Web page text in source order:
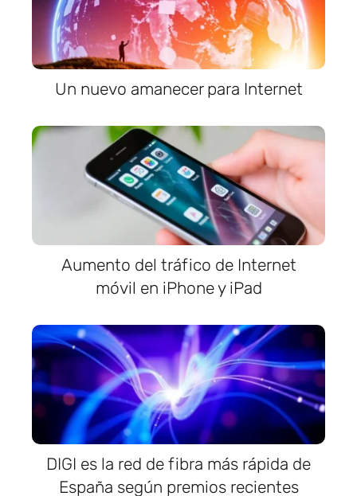
Un nuevo amanecer para Internet
Aumento del tráfico de Internet
móvil en iPhone y iPad
DIGI es la red de fibra más rápida de
España según premios recientes